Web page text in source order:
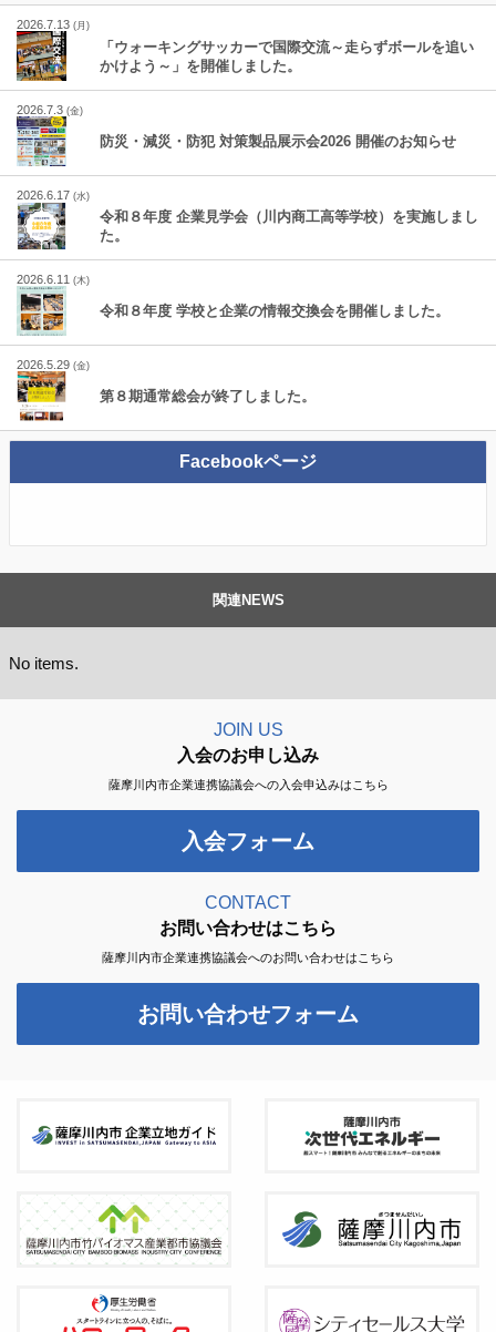
2026.7.13 (月)
「ウォーキングサッカーで国際交流～走らずボールを追い
かけよう～」を開催しました。
2026.7.3 (金)
防災・減災・防犯 対策製品展示会2026 開催のお知らせ
2026.6.17 (水)
令和８年度 企業見学会（川内商工高等学校）を実施しまし
た。
2026.6.11 (木)
令和８年度 学校と企業の情報交換会を開催しました。
2026.5.29 (金)
第８期通常総会が終了しました。
Facebookページ
関連NEWS
No items.
JOIN US
入会のお申し込み
薩摩川内市企業連携協議会への入会申込みはこちら
入会フォーム
CONTACT
お問い合わせはこちら
薩摩川内市企業連携協議会へのお問い合わせはこちら
お問い合わせフォーム